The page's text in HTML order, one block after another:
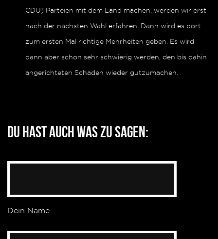
CDU) Parteien mit dem Land machen, werden wir erst
nach der nächsten Wahl erfahren. Dann wird es dort
zum ersten Mal richtige Mehrheiten geben. Es wird
dann aber schon sehr schwierig werden, den bis dahin
angerichteten Schaden wieder gutzumachen.
Du hast auch was zu sagen:
Dein Name